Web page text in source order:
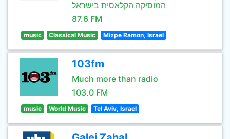
המוסיקה הקלאסית בישראל
87.6 FM
music Classical Music Mizpe Ramon, Israel
103fm
Much more than radio
103.0 FM
music World Music Tel Aviv, Israel